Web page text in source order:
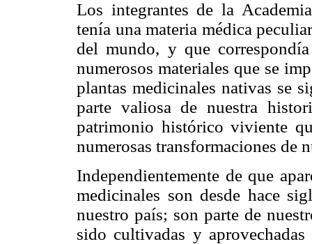
Los integrantes de la
tenía una materia médica
del mundo, y que
numerosos materiales que se
plantas medicinales nativas se
parte valiosa de nuestra
patrimonio histórico viviente
numerosas transformaciones de
Independientemente de que
medicinales son desde hace
nuestro país; son parte de
sido cultivadas y aprovechadas